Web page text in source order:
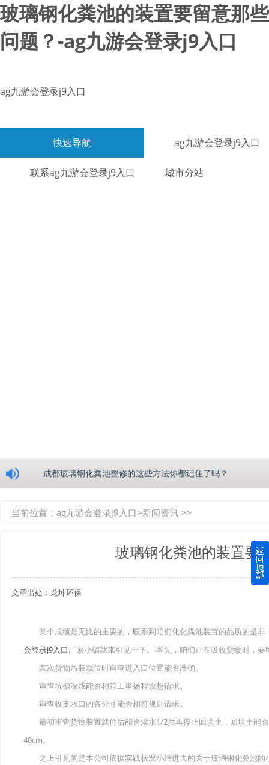
玻璃钢化粪池的装置要留意那些
问题？-ag九游会登录j9入口
ag九游会登录j9入口
快速导航 ag九游会登录j9入口
联系ag九游会登录j9入口 城市分站
成都玻璃钢化粪池整修的这些方法你都记住了吗？
四川玻璃钢化粪池逐渐取代传统玻璃钢化粪池的这几点原因
关于重庆玻璃钢化粪池的这些基础知识你都记住了吗？
在安装绵阳玻璃钢化粪池时可能遇到这些难题
使用成都玻璃钢化粪池的七大好处你都记住了吗？
当前位置： ag九游会登录j9入口>新闻资讯 >>
玻璃钢化粪池的装置要
文章出处：龙坤环保
某个成绩是无比的主要的，联系到咱们化化粪池装置的品质的是非
会登录j9入口厂家小编就来引见一下。 率先，咱们正在吸收货物时，
其次货物吊装就位时审查进入口位置能否准确。
审查坑槽深浅能否相符工事扬程设想请求。
审查收支水口的各分寸能否相符规则请求。
最初审查货物装置就位后能否灌水1/2后再停止回填土，回填土能
40cm。
之上引见的是本公司依据实践状况小结进去的关于玻璃钢化粪池的